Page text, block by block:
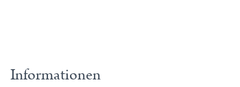
Informationen